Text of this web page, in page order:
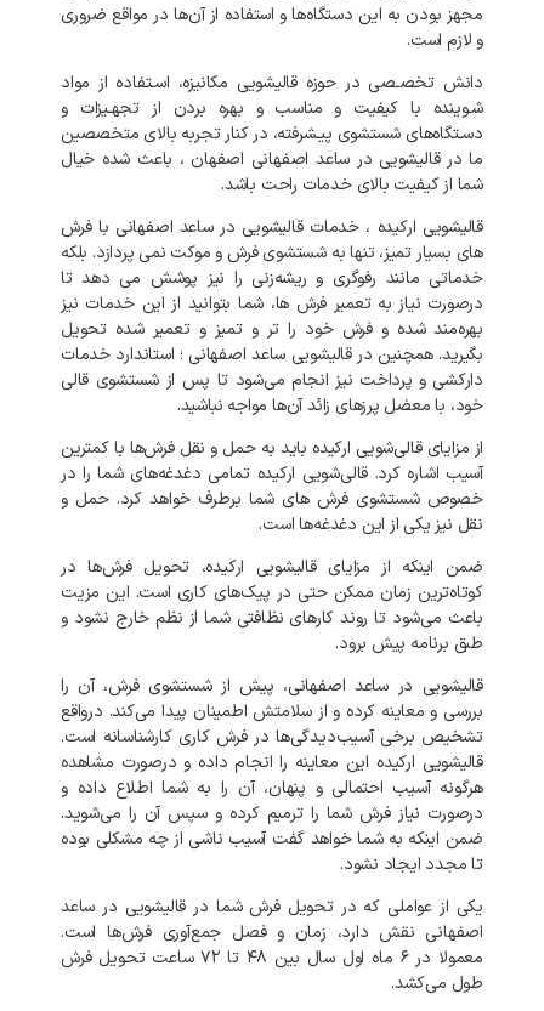
مجهز بودن به این دستگاه‌ها و استفاده از آن‌ها در مواقع ضروری
و لازم است.
دانش تخصـصی در حوزه قالیشویی مکانیزه، اسـتفاده از مواد
شـوینده با کیفیت و مناسب و بهره بردن از تجهـیزات و
دسـتگاه‌های شستشوی پیـشرفته، در کنار تجربه بالای متخصصین
ما در قالیشویی در ساعد اصفهانی اصفهان ، باعث شده خیال
شما از کیفیت بالای خدمات راحت باشد.
قالیشویی ارکیده ، خدمات قالیشویی در ساعد اصفهانی با فرش
های بسیار تمیز، تنهابه شستشوی فرش و موکت نمی‌ پردازد. بلکه
خدماتی مانند رفوگری و ریشه‌زنی را نیز پوشش می‌ دهد تا
درصورت نیاز به تعمیر فرش‌ ها، شما بتوانید از این خدمات نیز
بهره‌مند شده و فرش خود را تر و تمیز و تعمیر شده تحویل
بگیرید. همچنین در قالیشویی ساعد اصفهانی ؛ استاندارد خدمات
دارکشی و پرداخت نیز انجام می‌شود تا پس از شستشوی قالی
خود، با معضل پرزهای زائدآن‌ها مواجه نباشید.
از مزایای قالی‌شویی ارکیده باید به حمل و نقل فرش‌ها با کمترین
آسیب اشاره کرد. قالی‌شویی ارکیده تمامی دغدغه‌های شما را در
خصوص شستشوی فرش‌ های شما برطرف خواهد کرد.حمل و
نقل نیز یکی از این دغدغه‌ها است.
ضمن اینکه از مزایای قالیشویی ارکیده، تحویل فرش‌ها در
کوتاه‌ترین زمان ممکن حتی در پیک‌های کاری است. این مزیت
باعث می‌شود تا روند کارهای نظافتی شما از نظم خارج نشود و
طبق برنامه پیش برود.
قالیشویی در ساعد اصفهانی، پیش از شستشوی فرش، آن را
بررسی و معاینه کرده و از سلامتش اطمینان پیدا می‌کند. درواقع
تشخیص برخی آسیب‌دیدگی‌ها در فرش کاری کارشناسانه است.
قالیشویی ارکیده این معاینه را انجام داده و درصورت مشاهده
هرگونه آسیب احتمالی و پنهان، آن را به شما اطلاع داده و
درصورت نیاز فرش شما را ترمیم کرده و سپس آن را می‌شوید.
ضمن اینکه به شما خواهد گفت آسیب ناشی از چه مشکلی بوده
تا مجدد ایجاد نشود.
یکی از عواملی که در تحویل فرش شما در قالیشویی در ساعد
اصفهانی نقش دارد، زمان و فصل جمع‌آوری فرش‌ها است.
معمولا در ۶ ماه اول سال بین ۴۸ تا ۷۲ ساعت تحویل فرش
طول می‌کشد.